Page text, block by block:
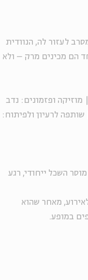
לעזור לה, הנוודית
הם מכינים מרק – ולא
מוזיקה ופזמונים: נדב
לרעיון ולפיתוח:
השכל ייחודי, רגע
לאירוע, מאחר שהוא
במופע.